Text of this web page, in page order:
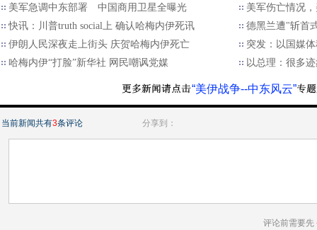
美军急调中东部署 中国商用卫星全曝光
美军伤亡情况
快讯：川普truth social上 确认哈梅内伊死讯
德黑兰遭"斩首
伊朗人民深夜走上街头 庆贺哈梅内伊死亡
突发：以国媒
哈梅内伊“打脸”新华社 网民嘲讽党媒
以总理：很多
“美伊战争--中东风云”
当前新闻共有3条评论 分享到：
评论前需要先